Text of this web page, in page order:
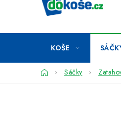
KOŠE
DomůSáčky